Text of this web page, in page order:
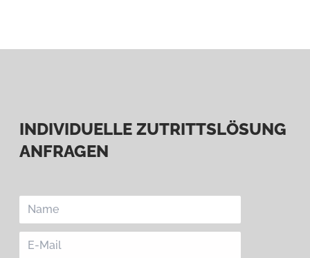
INDIVIDUELLE ZUTRITTSLÖSUNG
ANFRAGEN